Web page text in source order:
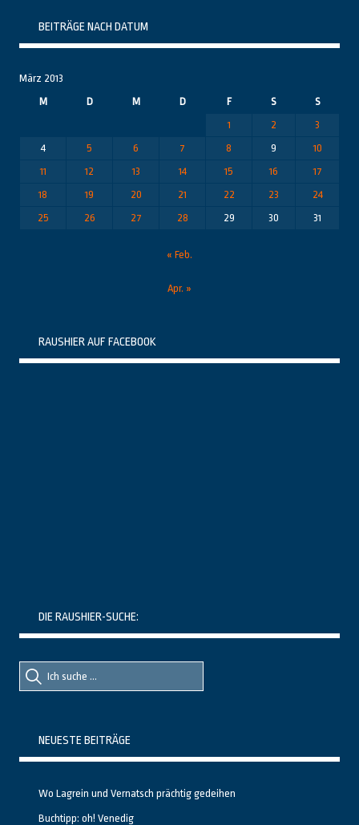
BEITRÄGE NACH DATUM
März 2013
M
D M D F S
S
1
2
3
4
5 6 7 8 9
10
11
12 13 14 15 16
17
18
19 20 21 22 23
24
25
26 27 28 29 30 31
« Feb.
Apr. »
RAUSHIER AUF FACEBOOK
DIE RAUSHIER-SUCHE:
Suche
nach::
Suche
nach:
NEUESTE BEITRÄGE
Wo Lagrein und Vernatsch prächtig gedeihen
Buchtipp: oh! Venedig